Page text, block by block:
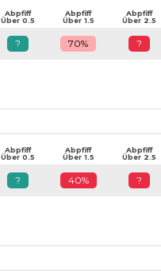
Abpfiff
Über 0.5
Abpfiff
Über 1.5
Abpfiff
Über 2.5
? 70% ?
Abpfiff
Über 0.5
Abpfiff
Über 1.5
Abpfiff
Über 2.5
? 40% ?